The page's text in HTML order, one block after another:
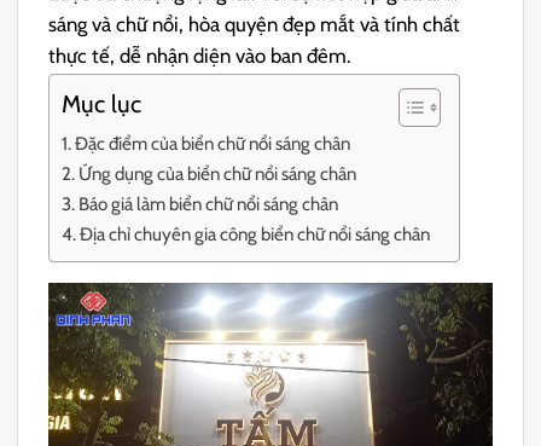
sáng và chữ nổi, hòa quyện đẹp mắt và tính chất
thực tế, dễ nhận diện vào ban đêm.
Mục lục
Đặc điểm của biển chữ nổi sáng chân
Ứng dụng của biển chữ nổi sáng chân
Báo giá làm biển chữ nổi sáng chân
Địa chỉ chuyên gia công biển chữ nổi sáng chân